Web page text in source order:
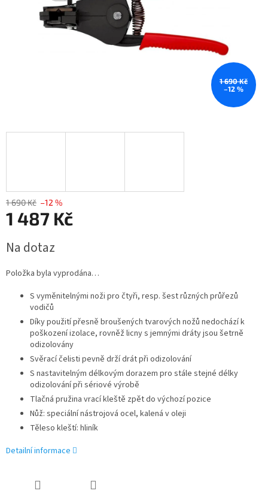
1 690 Kč
–12 %
1 690 Kč –12 %
1 487 Kč
cena:
Na dotaz
Položka byla vyprodána…
S vyměnitelnými noži pro čtyři, resp. šest různých průřezů
vodičů
Díky použití přesně broušených tvarových nožů nedochází k
poškození izolace, rovněž licny s jemnými dráty jsou šetrně
odizolovány
Svěrací čelisti pevně drží drát při odizolování
S nastavitelným délkovým dorazem pro stále stejné délky
odizolování při sériové výrobě
Tlačná pružina vrací kleště zpět do výchozí pozice
Nůž: speciální nástrojová ocel, kalená v oleji
Těleso kleští: hliník
Detailní informace